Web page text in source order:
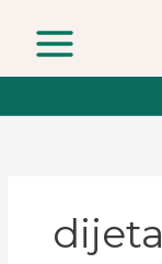
content
dijeta